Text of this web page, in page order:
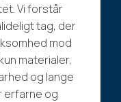
Vi forstår
tag, der
mod
materialer,
og lange
erfarne og